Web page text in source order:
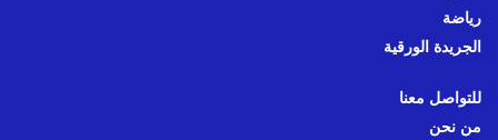
رياضة
الجريدة الورقية
للتواصل معنا
من نحن